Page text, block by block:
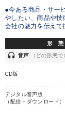
●今ある商品・サー
やしたい、商品や技
会社の魅力を伝え
形 態
headset 音声 （どの形態
CD版
デジタル音声版
（配信＋ダウンロード）